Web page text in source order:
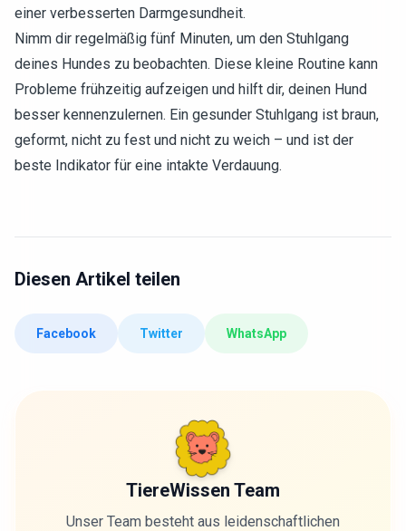
einer verbesserten Darmgesundheit.
Nimm dir regelmäßig fünf Minuten, um den Stuhlgang
deines Hundes zu beobachten. Diese kleine Routine kann
Probleme frühzeitig aufzeigen und hilft dir, deinen Hund
besser kennenzulernen. Ein gesunder Stuhlgang ist braun,
geformt, nicht zu fest und nicht zu weich – und ist der
beste Indikator für eine intakte Verdauung.
Diesen Artikel teilen
Facebook Twitter WhatsApp
TiereWissen Team
Unser Team besteht aus leidenschaftlichen